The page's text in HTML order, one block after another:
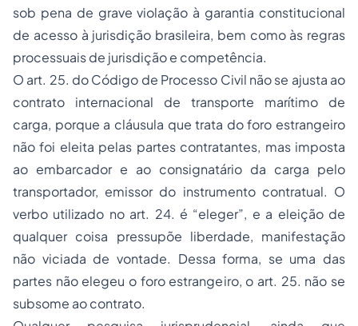
sob pena de grave violação à garantia constitucional
de acesso à jurisdição brasileira, bem como às regras
processuais de jurisdição e competência.
O art. 25. do Código de Processo Civil não se ajusta ao
contrato internacional de transporte marítimo de
carga, porque a cláusula que trata do foro estrangeiro
não foi eleita pelas partes contratantes, mas imposta
ao embarcador e ao consignatário da carga pelo
transportador, emissor do instrumento contratual. O
verbo utilizado no art. 24. é “eleger”, e a eleição de
qualquer coisa pressupõe liberdade, manifestação
não viciada de vontade. Dessa forma, se uma das
partes não elegeu o foro estrangeiro, o art. 25. não se
subsome ao contrato.